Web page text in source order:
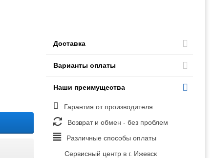
Доставка
Варианты оплаты
Наши преимущества
Гарантия от производителя
Возврат и обмен - без проблем
Различные способы оплаты
Сервисный центр в г. Ижевск